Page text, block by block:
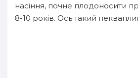
насіння, почне плодоносити
8-10 років. Ось такий